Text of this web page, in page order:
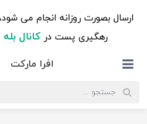
ارسال بصورت روزانه انجام می
رهگیری پست درکانال بله
افرا مارکت